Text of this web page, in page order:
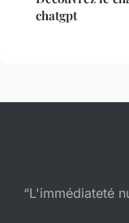
chatgpt
“L'immédiateté